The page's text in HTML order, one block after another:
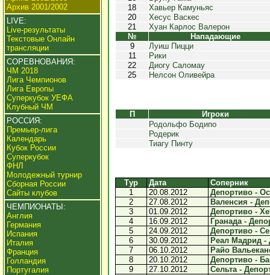
Архив 2001/2002
LIVE:
Live-результаты
Текстовые Онлайн
трансляции
СОРЕВНОВАНИЯ:
ЧМ 2018
Лига Чемпионов
Лига Европы
Суперкубок УЕФА
Клубный ЧМ
РОССИЯ:
Премьер-лига
Календарь
Кубок России
Суперкубок
ФНЛ
Молодежный турнир
Сборная России
Сайты клубов
ЧЕМПИОНАТЫ:
Англия
Германия
Испания
Италия
Франция
Голландия
Португалия
18
Хавьер Камуньяс
20
Хесус Васкес
21
Хуан Карлос Валерон
№
Нападающие
9
Луиш Пицци
11
Рики
22
Диогу Саломау
25
Нелсон Оливейра
П
Игроки
Родольфо Бодипо
Родерик
Тиагу Пинту
Тур Дата
Соперник
1
20.08.2012
Депортиво -
2
27.08.2012
Валенсия -
3
01.09.2012
Депортиво -
4
16.09.2012
Гранада -
5
24.09.2012
Депортиво -
6
30.09.2012
Реал Мадрид -
7
06.10.2012
Райо
8
20.10.2012
Депортиво -
9
27.10.2012
Сельта -